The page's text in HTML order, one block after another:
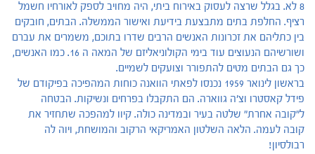
8 לא. בגלל שרצה לעסוק באירוח ביתי, היה מחויב לספק לאורחיו חשמל
רציף. החלפת בתים מתבצעת בידיעת ואישור הממשלה. הבתים, חובקים
בין כתליהם את זכרונות האנשים הרבים שדרו בתוכם, משמרים את עברם
ושורשיהם הנעוצים עוד בימי הקולוניאליזם של המאה ה 16. כמו האנשים,
כך גם הבתים מטים להתפורר וצועקים לשמיים.
בראשון לינואר 1959 נכנסו לפאתי הוואנה כוחות המהפיכה בפיקודם של
פידל קאסטרו וצ'ה גווארה. הם התקבלו בפרחים ונשיקות. הבטחה
ל"קובה אחרת" שלטה בעיר ובמדינה כולה. קיוו למהפכה שתחזיר את
קובה לעמה. הלאה השלטון האמריקאי הרקוב והמושחת, ויוה לה
רבולסיון!